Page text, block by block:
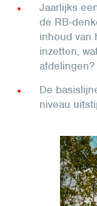
Jaarlijks
de RB-
inhoud van
inzetten,
afdelingen?
De
niveau